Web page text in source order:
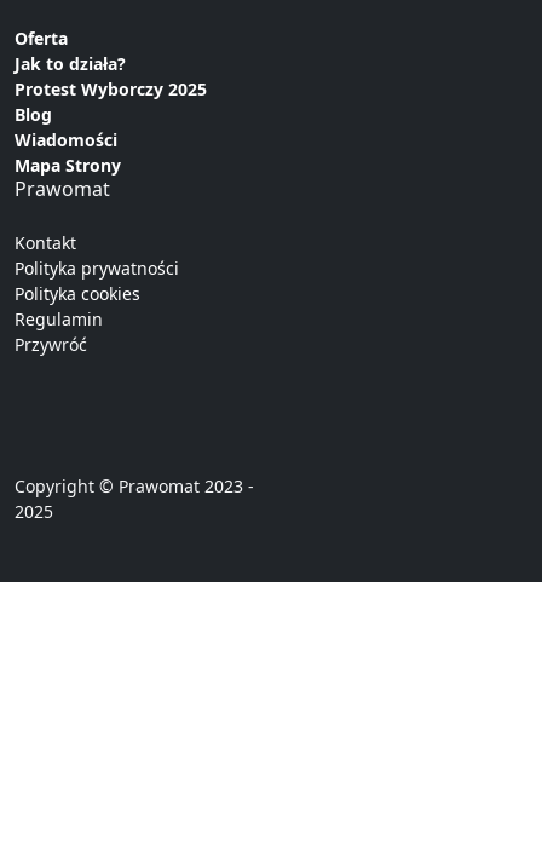
Oferta
Jak to działa?
Protest Wyborczy 2025
Blog
Wiadomości
Mapa Strony
Prawomat
Kontakt
Polityka prywatności
Polityka cookies
Regulamin
Przywróć
Copyright © Prawomat 2023 -
2025